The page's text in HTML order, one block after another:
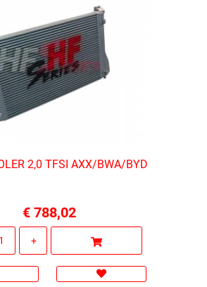
2,0 TFSI AXX/BWA/BYD
€ 788,02